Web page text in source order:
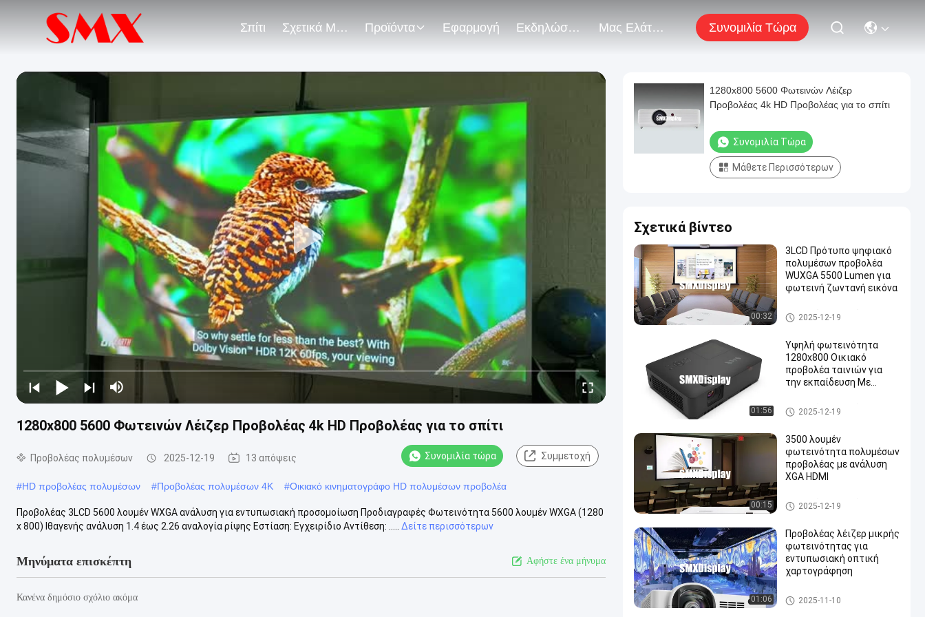
Σπίτι Σχετικά Με Εμάς Προϊόντα Εφαρμογή Εκδηλώσεις Μας Ελάτε Σε Επαφή Με Συνομιλία Τώρα
1280x800 5600 Φωτεινών Λέιζερ Προβολέας 4k HD Προβολέας για το σπίτι
Προβολέας πολυμέσων 2025-12-19 13 απόψεις Συνομιλία τώρα Συμμετοχή
#HD προβολέας πολυμέσων #Προβολέας πολυμέσων 4K #Οικιακό κινηματογράφο HD πολυμέσων προβολέα
Προβολέας 3LCD 5600 λουμέν WXGA ανάλυση για εντυπωσιακή προσομοίωση Προδιαγραφές Φωτεινότητα 5600 λουμέν WXGA (1280
x 800) Ιθαγενής ανάλυση 1.4 έως 2.26 αναλογία ρίψης Εστίαση: Εγχειρίδιο Αντίθεση: .....
Δείτε περισσότερων
Μηνύματα επισκέπτη Αφήστε ένα μήνυμα
Κανένα δημόσιο σχόλιο ακόμα
1280x800 5600 Φωτεινών Λέιζερ
Προβολέας 4k HD Προβολέας για το σπίτι
Συνομιλία Τώρα
Μάθετε Περισσότερων
Σχετικά βίντεο
00:32
3LCD Πρότυπο ψηφιακό
πολυμέσων προβολέα
WUXGA 5500 Lumen για
φωτεινή ζωντανή εικόνα
Προβολέας πολυμέσων
2025-12-19
01:56
Υψηλή φωτεινότητα
1280x800 Οικιακό
προβολέα ταινιών για
την εκπαίδευση Με
Προβολέας πολυμέσων
2025-12-19
00:15
3500 λουμέν
φωτεινότητα πολυμέσων
προβολέας με ανάλυση
XGA HDMI
Προβολέας πολυμέσων
2025-12-19
01:06
Προβολέας λέιζερ μικρής
φωτεινότητας για
εντυπωσιακή οπτική
χαρτογράφηση
Προβολέας Immersive Project
ion
2025-11-10